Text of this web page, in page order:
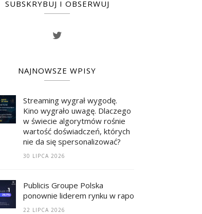
SUBSKRYBUJ I OBSERWUJ
NAJNOWSZE WPISY
Streaming wygrał wygodę.
Kino wygrało uwagę. Dlaczego
w świecie algorytmów rośnie
wartość doświadczeń, których
nie da się spersonalizować?
30 LIPCA 2026
Publicis Groupe Polska
ponownie liderem rynku w raporcie RECMA
22 LIPCA 2026